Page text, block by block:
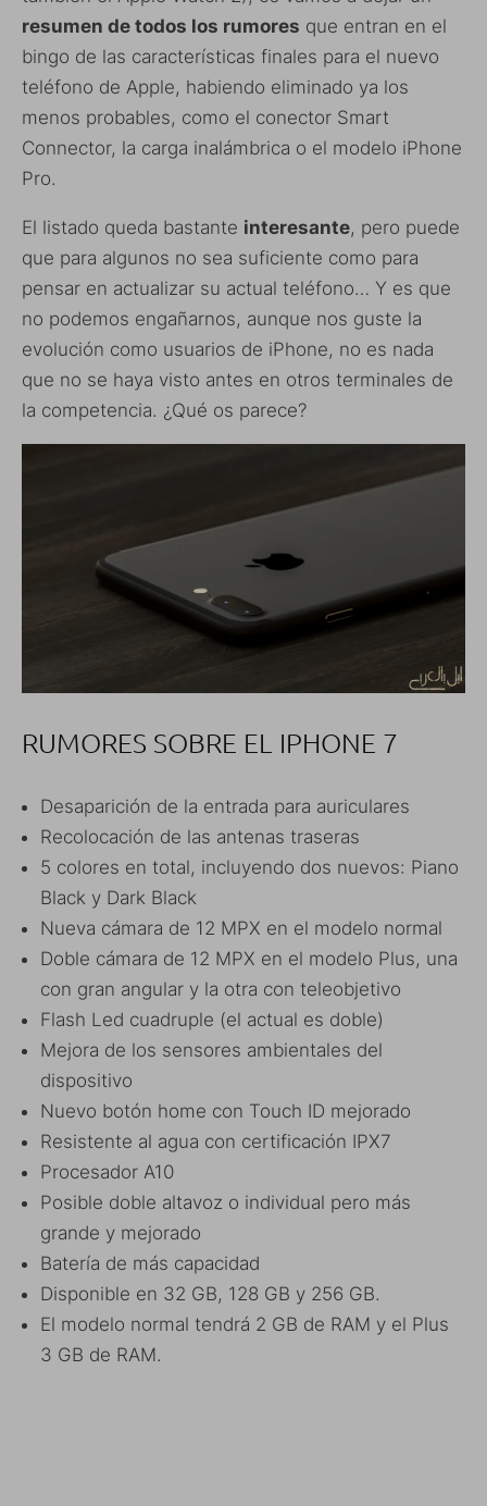
resumen de todos los rumores que entran en el
bingo de las características finales para el nuevo
teléfono de Apple, habiendo eliminado ya los
menos probables, como el conector Smart
Connector, la carga inalámbrica o el modelo iPhone
Pro.
El listado queda bastante interesante, pero puede
que para algunos no sea suficiente como para
pensar en actualizar su actual teléfono… Y es que
no podemos engañarnos, aunque nos guste la
evolución como usuarios de iPhone, no es nada
que no se haya visto antes en otros terminales de
la competencia. ¿Qué os parece?
RUMORES SOBRE EL IPHONE 7
Desaparición de la entrada para auriculares
Recolocación de las antenas traseras
5 colores en total, incluyendo dos nuevos: Piano
Black y Dark Black
Nueva cámara de 12 MPX en el modelo normal
Doble cámara de 12 MPX en el modelo Plus, una
con gran angular y la otra con teleobjetivo
Flash Led cuadruple (el actual es doble)
Mejora de los sensores ambientales del
dispositivo
Nuevo botón home con Touch ID mejorado
Resistente al agua con certificación IPX7
Procesador A10
Posible doble altavoz o individual pero más
grande y mejorado
Batería de más capacidad
Disponible en 32 GB, 128 GB y 256 GB.
El modelo normal tendrá 2 GB de RAM y el Plus
3 GB de RAM.